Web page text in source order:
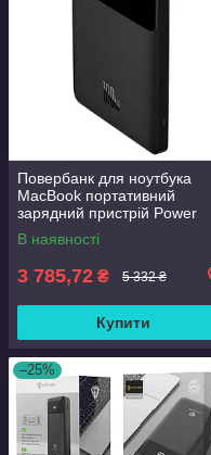
Повербанк для ноутбука
MacBook портативний
зарядний пристрій Power
bank Baseus Fast Charging
20000mAh 100 W
В наявності
3 785,72 ₴ 5 332 ₴
Купити
–25%